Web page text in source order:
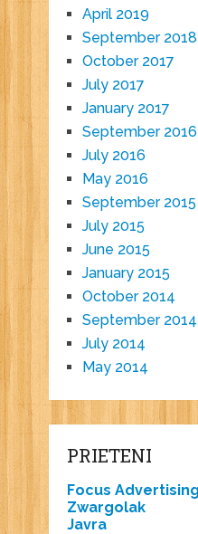
April 2019
September 2018
October 2017
July 2017
January 2017
September 2016
July 2016
May 2016
September 2015
July 2015
June 2015
January 2015
October 2014
September 2014
July 2014
May 2014
PRIETENI
Focus Advertising
Zwargolak
Javra